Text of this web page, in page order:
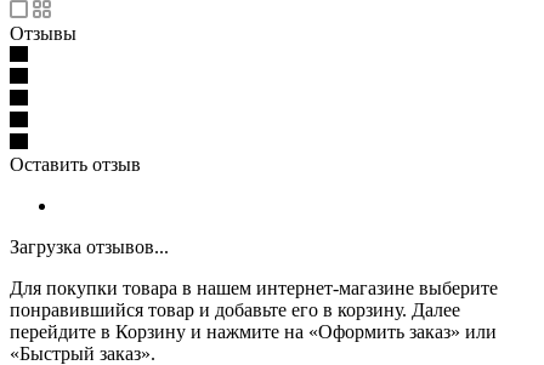
Отзывы
Оставить отзыв
Загрузка отзывов...
Для покупки товара в нашем интернет-магазине выберите
понравившийся товар и добавьте его в корзину. Далее
перейдите в Корзину и нажмите на «Оформить заказ» или
«Быстрый заказ».